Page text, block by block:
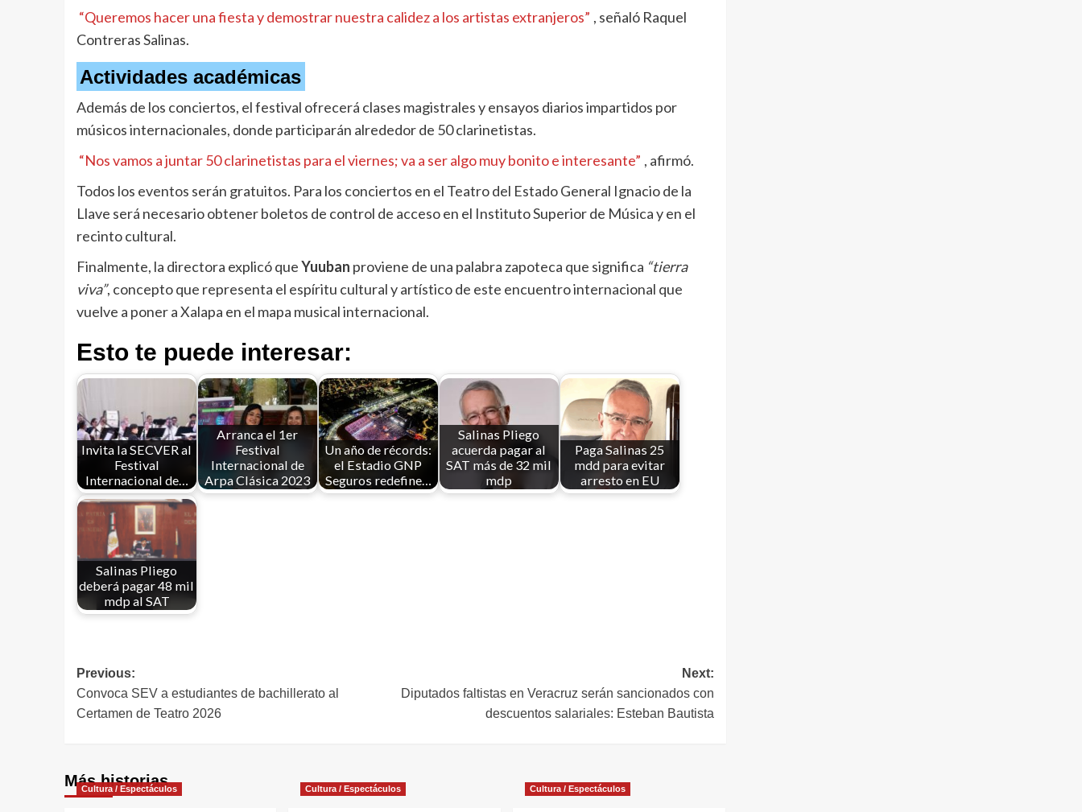
“Queremos hacer una fiesta y demostrar nuestra calidez a los artistas extranjeros” , señaló Raquel
Contreras Salinas.
Actividades académicas
Además de los conciertos, el festival ofrecerá clases magistrales y ensayos diarios impartidos por
músicos internacionales, donde participarán alrededor de 50 clarinetistas.
“Nos vamos a juntar 50 clarinetistas para el viernes; va a ser algo muy bonito e interesante” , afirmó.
Todos los eventos serán gratuitos. Para los conciertos en el Teatro del Estado General Ignacio de la
Llave será necesario obtener boletos de control de acceso en el Instituto Superior de Música y en el
recinto cultural.
Finalmente, la directora explicó queYuuban proviene de una palabra zapoteca que significa “tierra
viva”, concepto que representa el espíritu cultural y artístico de este encuentro internacional que
vuelve a poner a Xalapa en el mapa musical internacional.
Esto te puede interesar:
Invita la SECVER al
Festival
Internacional de…
Arranca el 1er
Festival
Internacional de
Arpa Clásica 2023
Un año de récords:
el Estadio GNP
Seguros redefine…
Salinas Pliego
acuerda pagar al
SAT más de 32 mil
mdp
Paga Salinas 25
mdd para evitar
arresto en EU
Salinas Pliego
deberá pagar 48 mil
mdp al SAT
Previous:
Convoca SEV a estudiantes de bachillerato al
Certamen de Teatro 2026
Next:
Diputados faltistas en Veracruz serán sancionados con
descuentos salariales: Esteban Bautista
Más historias
Cultura / Espectáculos Cultura / Espectáculos Cultura / Espectáculos